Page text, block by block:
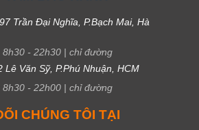
Trần Đại Nghĩa, P.Bạch Mai, Hà
8h30 - 22h30 | chỉ đường
Lê Văn Sỹ, P.Phú Nhuận, HCM
8h30 - 22h00 | chỉ đường
CHÚNG TÔI TẠI